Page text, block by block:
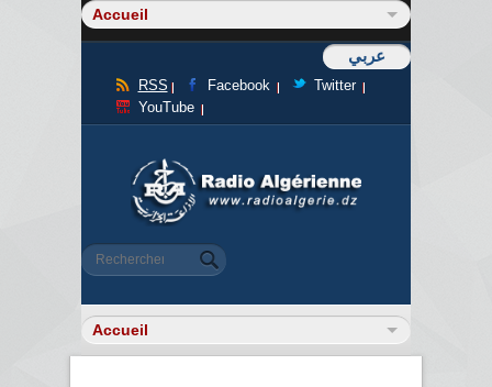
عربي
RSS Facebook
Twitter
YouTube
Formulaire de recherche
Rechercher